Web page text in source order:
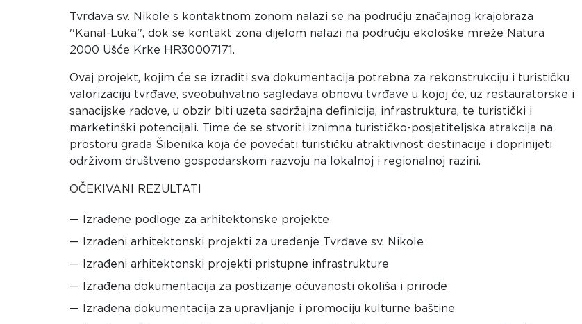
Tvrđava sv. Nikole s kontaktnom zonom nalazi se na području značajnog krajobraza
''Kanal-Luka'', dok se kontakt zona dijelom nalazi na području ekološke mreže Natura
2000 Ušće Krke HR30007171.
Ovaj projekt, kojim će se izraditi sva dokumentacija potrebna za rekonstrukciju i turističku
valorizaciju tvrđave, sveobuhvatno sagledava obnovu tvrđave u kojoj će, uz restauratorske i
sanacijske radove, u obzir biti uzeta sadržajna definicija, infrastruktura, te turistički i
marketinški potencijali. Time će se stvoriti iznimna turističko-posjetiteljska atrakcija na
prostoru grada Šibenika koja će povećati turističku atraktivnost destinacije i doprinijeti
održivom društveno gospodarskom razvoju na lokalnoj i regionalnoj razini.
OČEKIVANI REZULTATI
Izrađene podloge za arhitektonske projekte
Izrađeni arhitektonski projekti za uređenje Tvrđave sv. Nikole
Izrađeni arhitektonski projekti pristupne infrastrukture
Izrađena dokumentacija za postizanje očuvanosti okoliša i prirode
Izrađena dokumentacija za upravljanje i promociju kulturne baštine